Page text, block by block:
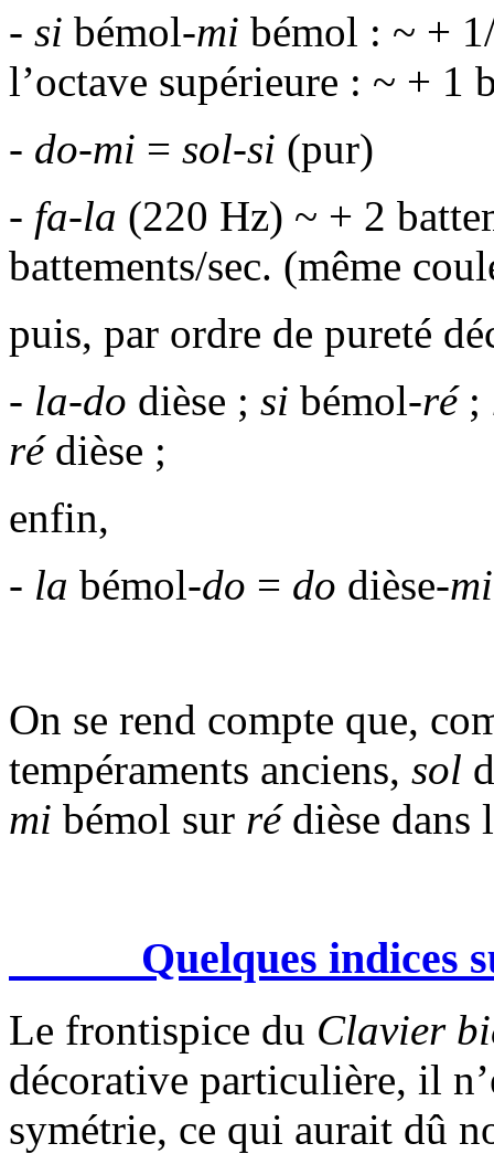
- si bémol-mi bémol : ~ +
l’octave supérieure : ~ + 1
- do-mi = sol-si (pur)
- fa-la (220 Hz) ~ + 2
battements/sec. (même
puis, par ordre de pureté
- la-do dièse ; si bémol-ré ;
rédièse ;
enfin,
- la bémol-do = do dièse-mi
On se rend compte que,
tempéraments anciens, sol
mi bémol sur rédièse dans
Quelques indices
Le frontispice du Clavier
décorative particulière, il
symétrie, ce qui aurait dû